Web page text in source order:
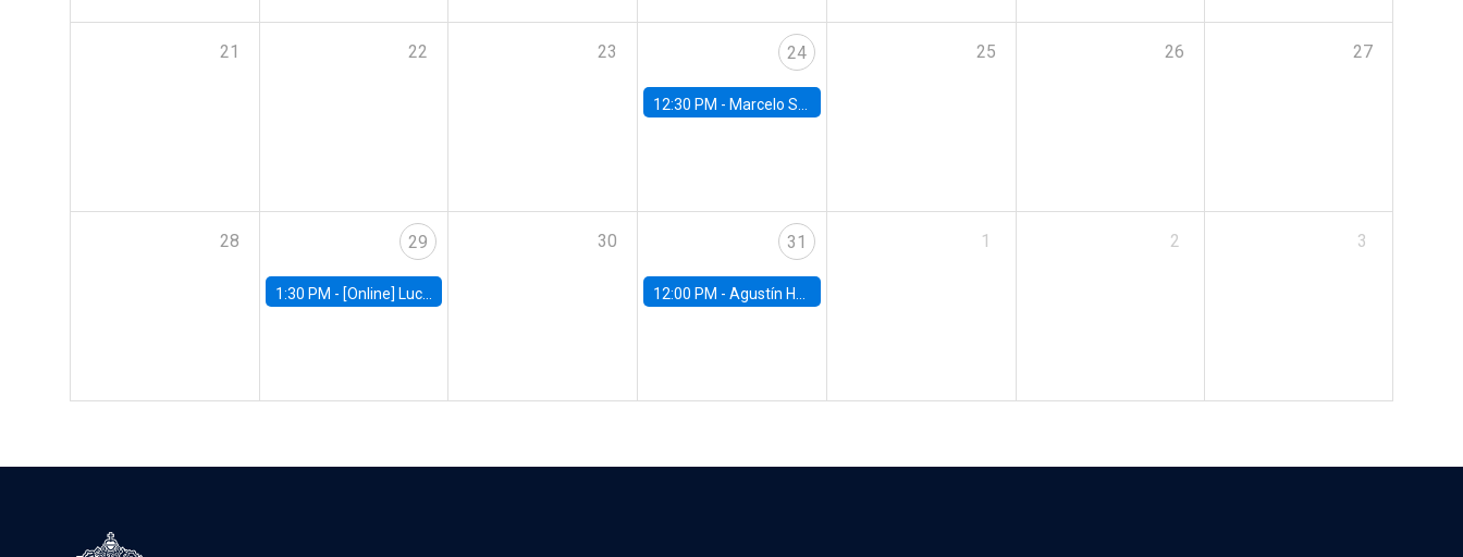
21 22 23 24
12:30 PM - Marcelo Sant'Anna, FGV - EPGE
25 26 27
28 29
1:30 PM - [Online] Luciana Juvenal, International Monetary Fund (IMF)
30 31
12:00 PM -Agustín Hurtado, University of Maryland
1 2 3